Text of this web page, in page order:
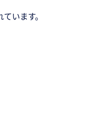
います。